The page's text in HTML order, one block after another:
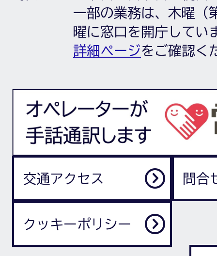
一部の業務は、木曜（
曜に窓口を開庁してい
詳細ページをご確認く
交通アクセス 問合
クッキーポリシー